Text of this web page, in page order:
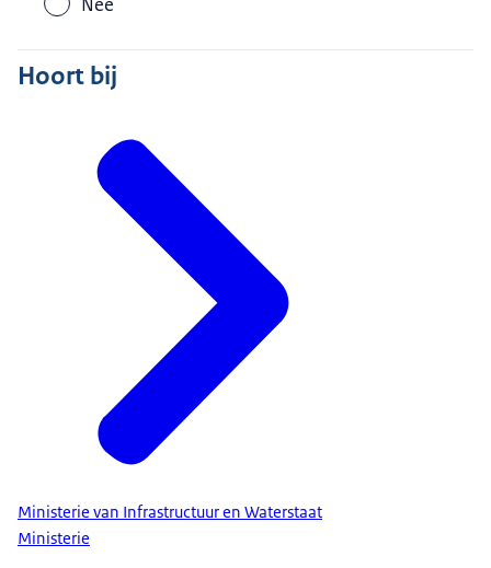
Hoort bij
Ministerie van Infrastructuur en Waterstaat
Ministerie